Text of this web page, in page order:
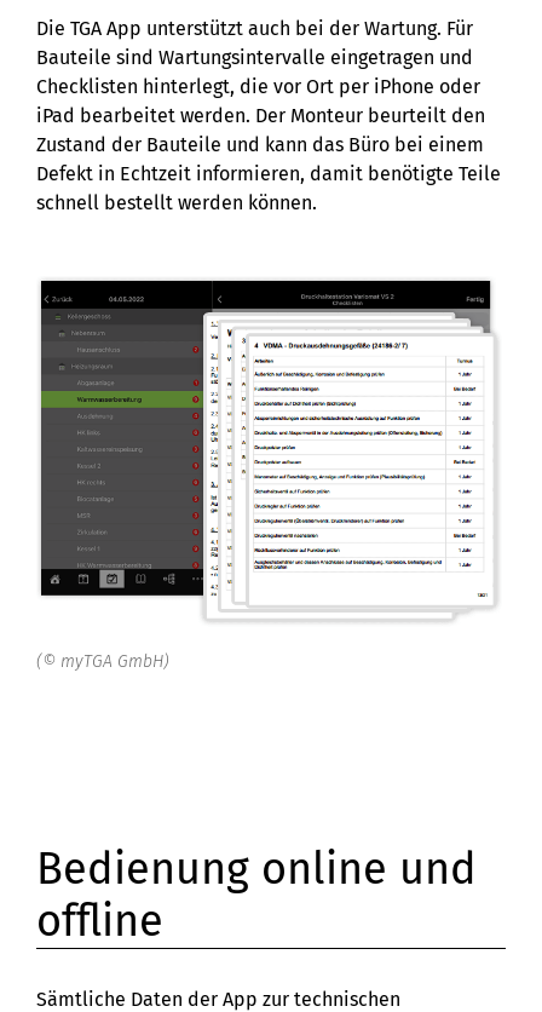
Die TGA App unterstützt auch bei der Wartung. Für
Bauteile sind Wartungsintervalle eingetragen und
Checklisten hinterlegt, die vor Ort per iPhone oder
iPad bearbeitet werden. Der Monteur beurteilt den
Zustand der Bauteile und kann das Büro bei einem
Defekt in Echtzeit informieren, damit benötigte Teile
schnell bestellt werden können.
(© myTGA GmbH)
Bedienung online und
offline
Sämtliche Daten der App zur technischen